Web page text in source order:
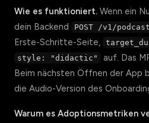
Wie es funktioniert. Wenn ein
dein Backend
POST /v1/
Erste-Schritte-Seite,
style: "didactic"
auf. Das
Beim nächsten Öffnen der App
die Audio-Version des
Warum es Adoptionsmetriken